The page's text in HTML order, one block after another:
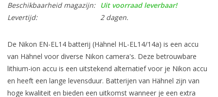
Beschikbaarheid magazijn:
Uit voorraad leverbaar!
Levertijd:
2 dagen.
De Nikon EN-EL14 batterij (Hähnel HL-EL14/14a) is een accu
van Hähnel voor diverse Nikon camera's. Deze betrouwbare
lithium-ion accu is een uitstekend alternatief voor je Nikon accu
en heeft een lange levensduur. Batterijen van Hähnel zijn van
hoge kwaliteit en bieden een uitkomst wanneer je een extra